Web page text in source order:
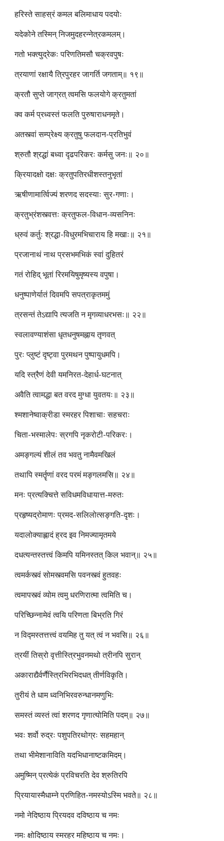
हरिस्ते साहस्रं कमल बलिमाधाय पदयोः
यदेकोने तस्मिन् निजमुदहरन्नेत्रकमलम्।
गतो भक्त्युद्रेकः परिणतिमसौ चक्रवपुषः
त्रयाणां रक्षायै त्रिपुरहर जागर्ति जगताम्॥ १९॥
क्रतौ सुप्ते जाग्रत् त्वमसि फलयोगे क्रतुमतां
क्व कर्म प्रध्वस्तं फलति पुरुषाराधनमृते।
अतस्त्वां सम्प्रेक्ष्य क्रतुषु फलदान-प्रतिभुवं
श्रुतौ श्रद्धां बध्वा दृढपरिकरः कर्मसु जनः॥ २०॥
क्रियादक्षो दक्षः क्रतुपतिरधीशस्तनुभृतां
ऋषीणामार्त्विज्यं शरणद सदस्याः सुर-गणाः।
क्रतुभ्रंशस्त्वत्तः क्रतुफल-विधान-व्यसनिनः
ध्रुवं कर्तुः श्रद्धा-विधुरमभिचाराय हि मखाः॥ २१॥
प्रजानाथं नाथ प्रसभमभिकं स्वां दुहितरं
गतं रोहिद् भूतां रिरमयिषुमृष्यस्य वपुषा।
धनुष्पाणेर्यातं दिवमपि सपत्राकृतममुं
त्रसन्तं तेऽद्यापि त्यजति न मृगव्याधरभसः॥ २२॥
स्वलावण्याशंसा धृतधनुषमह्नाय तृणवत्
पुरः प्लुष्टं दृष्ट्वा पुरमथन पुष्पायुधमपि।
यदि स्त्रैणं देवी यमनिरत-देहार्ध-घटनात्
अवैति त्वामद्धा बत वरद मुग्धा युवतयः॥ २३॥
श्मशानेष्वाक्रीडा स्मरहर पिशाचाः सहचराः
चिता-भस्मालेपः स्रगपि नृकरोटी-परिकरः।
अमङ्गल्यं शीलं तव भवतु नामैवमखिलं
तथापि स्मर्तॄणां वरद परमं मङ्गलमसि॥ २४॥
मनः प्रत्यक्चित्ते सविधमविधायात्त-मरुतः
प्रहृष्यद्रोमाणः प्रमद-सलिलोत्सङ्गति-दृशः।
यदालोक्याह्लादं ह्रद इव निमज्यामृतमये
दधत्यन्तस्तत्त्वं किमपि यमिनस्तत् किल भवान्॥ २५॥
त्वमर्कस्त्वं सोमस्त्वमसि पवनस्त्वं हुतवहः
त्वमापस्त्वं व्योम त्वमु धरणिरात्मा त्वमिति च।
परिच्छिन्नामेवं त्वयि परिणता बिभ्रति गिरं
न विद्मस्तत्तत्त्वं वयमिह तु यत् त्वं न भवसि॥ २६॥
त्रयीं तिस्रो वृत्तीस्त्रिभुवनमथो त्रीनपि सुरान्
अकाराद्यैर्वर्णैस्त्रिभिरभिदधत् तीर्णविकृति।
तुरीयं ते धाम ध्वनिभिरवरुन्धानमणुभिः
समस्तं व्यस्तं त्वां शरणद गृणात्योमिति पदम्॥ २७॥
भवः शर्वो रुद्रः पशुपतिरथोग्रः सहमहान्
तथा भीमेशानाविति यदभिधानाष्टकमिदम्।
अमुष्मिन् प्रत्येकं प्रविचरति देव श्रुतिरपि
प्रियायास्मैधाम्ने प्रणिहित-नमस्योऽस्मि भवते॥ २८॥
नमो नेदिष्ठाय प्रियदव दविष्ठाय च नमः
नमः क्षोदिष्ठाय स्मरहर महिष्ठाय च नमः।